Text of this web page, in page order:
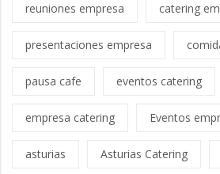
reuniones empresa catering
presentaciones empresa
pausa cafe eventos catering
empresa catering Eventos
asturias Asturias Catering